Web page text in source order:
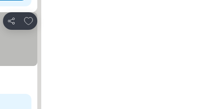
공유
즐겨찾기에 추가